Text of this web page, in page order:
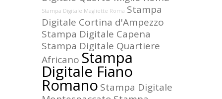
Stampa Digitale Magliette Roma Stampa
Digitale Cortina d'Ampezzo
Stampa Digitale Capena
Stampa Digitale Quartiere
Africano Stampa
Digitale Fiano
Romano Stampa Digitale